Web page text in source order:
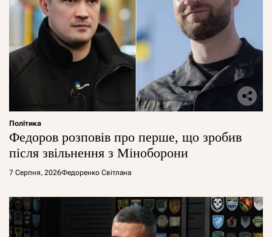
Політика
Федоров розповів про перше, що зробив
після звільнення з Міноборони
7 Серпня, 2026Федоренко Світлана